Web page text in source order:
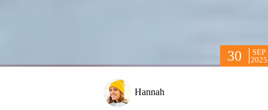
30
SEP
2025
Hannah